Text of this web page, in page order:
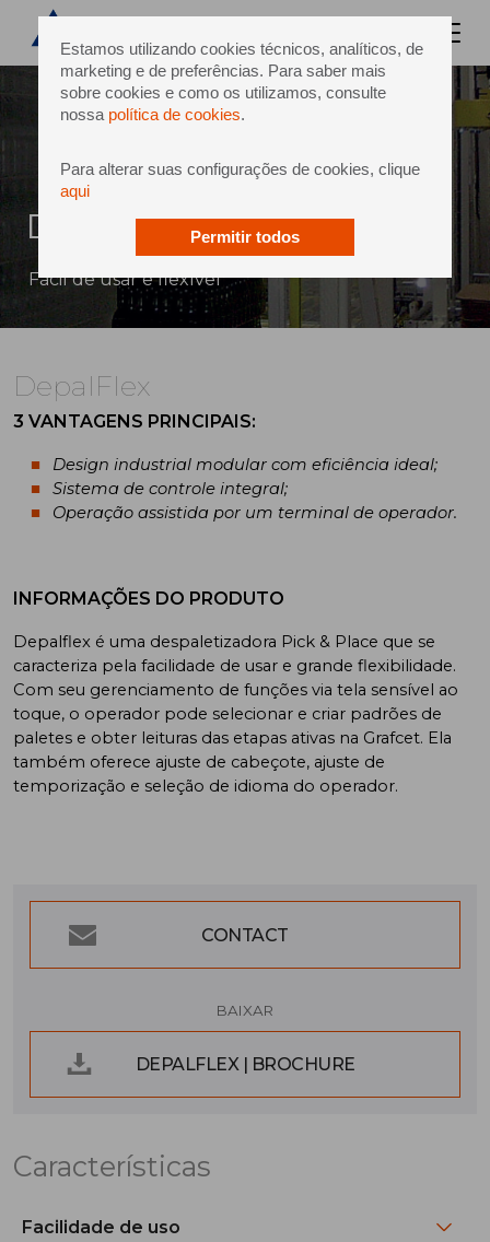
Estamos utilizando cookies técnicos, analíticos, de
marketing e de preferências. Para saber mais
sobre cookies e como os utilizamos, consulte
nossa política de cookies.
Para alterar suas configurações de cookies, clique
aqui
Permitir todos
DepalFlex
Fácil de usar e flexível
DepalFlex
3 VANTAGENS PRINCIPAIS:
Design industrial modular com eficiência ideal;
Sistema de controle integral;
Operação assistida por um terminal de operador.
INFORMAÇÕES DO PRODUTO
Depalflex é uma despaletizadora Pick & Place que se
caracteriza pela facilidade de usar e grande flexibilidade.
Com seu gerenciamento de funções via tela sensível ao
toque, o operador pode selecionar e criar padrões de
paletes e obter leituras das etapas ativas na Grafcet. Ela
também oferece ajuste de cabeçote, ajuste de
temporização e seleção de idioma do operador.
CONTACT
BAIXAR
DEPALFLEX | BROCHURE
Características
Facilidade de uso